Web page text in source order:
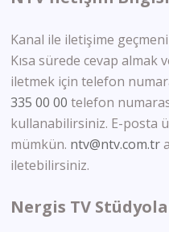
Kanal ile iletişime
Kısa sürede cevap almak
iletmek için telefon
335 00 00 telefon
kullanabilirsiniz. E-posta
mümkün. ntv@ntv.com.tr
iletebilirsiniz.
Nergis TV